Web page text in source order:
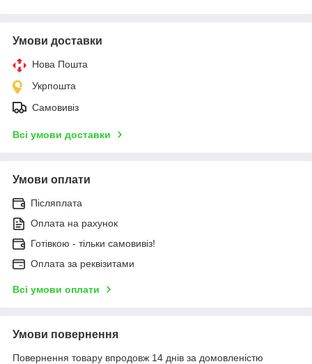
Умови доставки
Нова Пошта
Укрпошта
Самовивіз
Всі умови доставки
Умови оплати
Післяплата
Оплата на рахунок
Готівкою - тільки самовивіз!
Оплата за реквізитами
Всі умови оплати
Умови повернення
Повернення товару впродовж 14 днів за домовленістю